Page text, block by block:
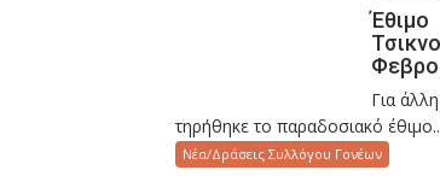
Έθιμο
Για
τηρήθηκε το παραδοσιακό
Νέα/Δράσεις Συλλόγου Γονέων